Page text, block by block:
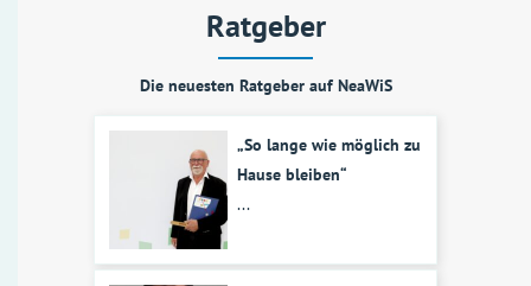
Ratgeber
Die neuesten Ratgeber auf NeaWiS
„So lange wie möglich zu
Hause bleiben“
...